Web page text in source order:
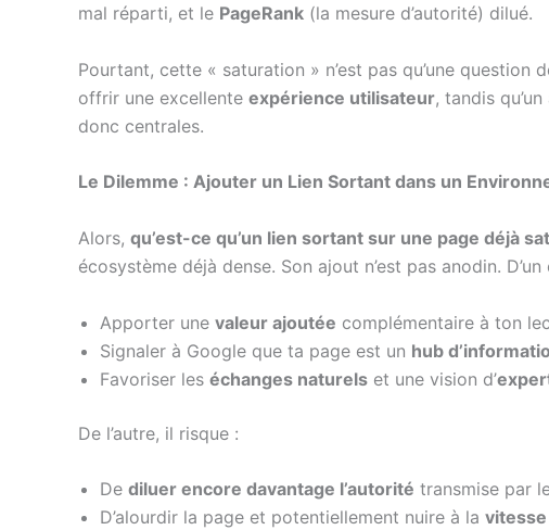
mal réparti, et le PageRank (la mesure d’autorité) dilué.
Pourtant, cette « saturation » n’est pas qu’une
offrir une excellente expérience utilisateur, tandis
donc centrales.
Le Dilemme : Ajouter un Lien Sortant dans un
Alors, qu’est-ce qu’un lien sortant sur une page déjà
écosystème déjà dense. Son ajout n’est pas anodin.
Apporter une valeur ajoutée complémentaire à ton
Signaler à Google que ta page est un hub
Favoriser les échanges naturels et une vision d’
De l’autre, il risque :
De diluer encore davantage l’autorité transmise par
D’alourdir la page et potentiellement nuire à la